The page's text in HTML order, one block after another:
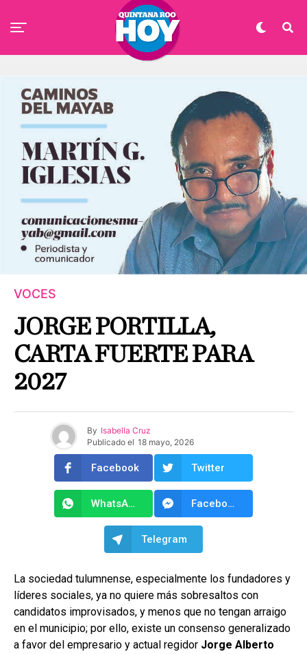
VOCES
JORGE PORTILLA,
CARTA FUERTE PARA
2027
By Isabella Cruz
Publicado el 18 mayo, 2026
Facebook Twitter
WhatsApp Facebook Messenger
Telegram
La sociedad tulumnense, especialmente los fundadores y
líderes sociales, ya no quiere más sobresaltos con
candidatos improvisados, y menos que no tengan arraigo
en el municipio; por ello, existe un consenso generalizado
a favor del empresario y actual regidor Jorge Alberto